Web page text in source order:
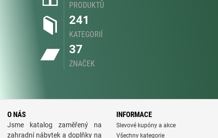
PRODUKTŮ
241
KATEGORIÍ
37
ZNAČEK
O NÁS
Jsme katalog zaměřený na
zahradní nábytek a doplňky na
INFORMACE
Slevové kupóny a akce
Všechny kategorie